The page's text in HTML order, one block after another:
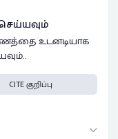
உடனடியாக
CITE குறிப்பு